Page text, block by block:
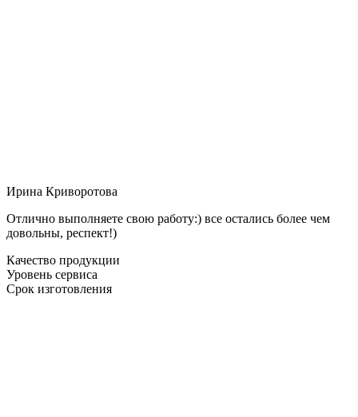
Ирина Криворотова
Отлично выполняете свою работу:) все остались более чем
довольны, респект!)
Качество продукции
Уровень сервиса
Срок изготовления